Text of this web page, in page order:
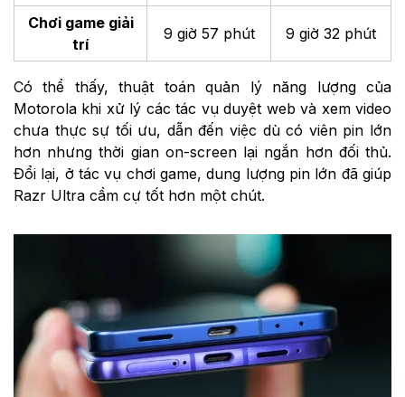
Chơi game giải
trí
9 giờ 57 phút 9 giờ 32 phút
Có thể thấy, thuật toán quản lý năng lượng của
Motorola khi xử lý các tác vụ duyệt web và xem video
chưa thực sự tối ưu, dẫn đến việc dù có viên pin lớn
hơn nhưng thời gian on-screen lại ngắn hơn đối thủ.
Đổi lại, ở tác vụ chơi game, dung lượng pin lớn đã giúp
Razr Ultra cầm cự tốt hơn một chút.